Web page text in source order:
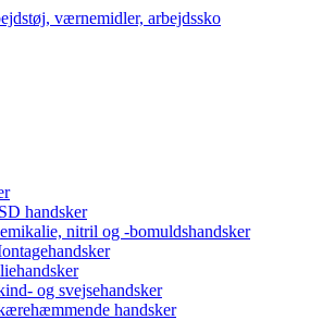
handsker
nitril og -bomuldshandsker
og svejsehandsker
handsker